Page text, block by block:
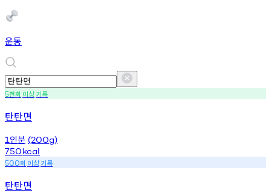
운동
5천회 이상기록
탄탄면
1 인분 (200g)
750kcal
500회 이상기록
탄탄면